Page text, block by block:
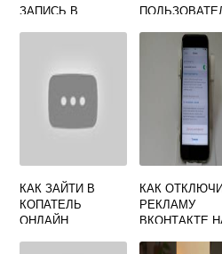
ЗАПИСЬ В
КАК ЗАЙТИ В
КОПАТЕЛЬ
ОНЛАЙН
КАК
РЕКЛАМУ
ВКОНТАКТЕ